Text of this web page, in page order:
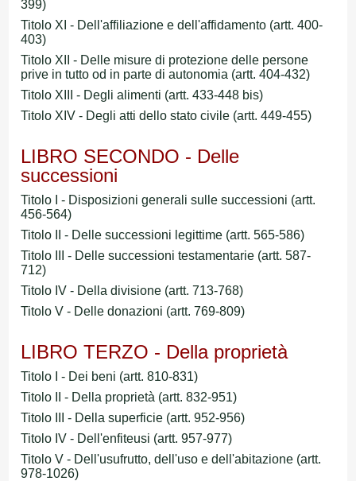
399)
Titolo XI - Dell'affiliazione e dell'affidamento (artt. 400-
403)
Titolo XII - Delle misure di protezione delle persone
prive in tutto od in parte di autonomia (artt. 404-432)
Titolo XIII - Degli alimenti (artt. 433-448 bis)
Titolo XIV - Degli atti dello stato civile (artt. 449-455)
LIBRO SECONDO - Delle
successioni
Titolo I - Disposizioni generali sulle successioni (artt.
456-564)
Titolo II - Delle successioni legittime (artt. 565-586)
Titolo III - Delle successioni testamentarie (artt. 587-
712)
Titolo IV - Della divisione (artt. 713-768)
Titolo V - Delle donazioni (artt. 769-809)
LIBRO TERZO - Della proprietà
Titolo I - Dei beni (artt. 810-831)
Titolo II - Della proprietà (artt. 832-951)
Titolo III - Della superficie (artt. 952-956)
Titolo IV - Dell'enfiteusi (artt. 957-977)
Titolo V - Dell'usufrutto, dell'uso e dell'abitazione (artt.
978-1026)